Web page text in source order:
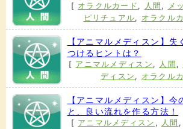
[ オラクルカード , 人間 , メ
ピリチュアル, オラクル
【アニマルメディスン】失
つけるヒントは？
[ アニマルメディスン , 人間 ,
ディスン , オラクル
【アニマルメディスン】今
と、良い流れを作る方法！
[ アニマルメディスン , 人間